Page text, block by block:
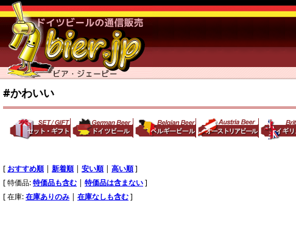
#かわいい
[ おすすめ順 | 新着順 | 安い順 | 高い順]
[ 特価品:特価品も含む | 特価品は含まない]
[ 在庫:在庫ありのみ | 在庫なしも含む]